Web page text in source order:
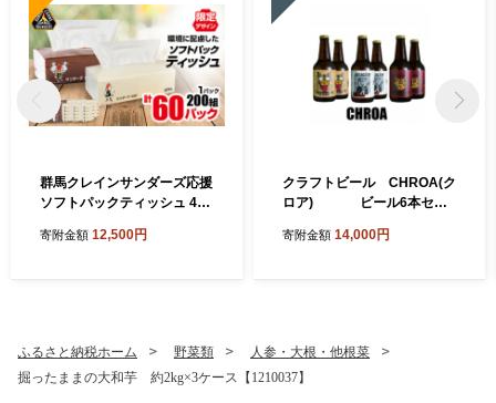
群馬クレインサンダーズ応援
ソフトパックティッシュ 400
シュ ペーパー まとめ買い 消
寄附金額 12,500円
クラフトビール CHROA(ク
ロア) ビール6本セッ
寄附金額 14,000円
ふるさと納税ホーム 野菜類
人参・大根・他根菜
掘ったままの大和芋 約2kg×3ケース【1210037】